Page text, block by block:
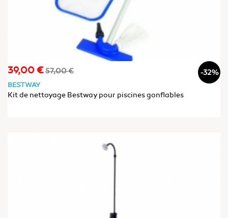
Prix
39,00 €Prix
57,00 € -32%
BESTWAY
Kit de nettoyage Bestway pour piscines gonflables